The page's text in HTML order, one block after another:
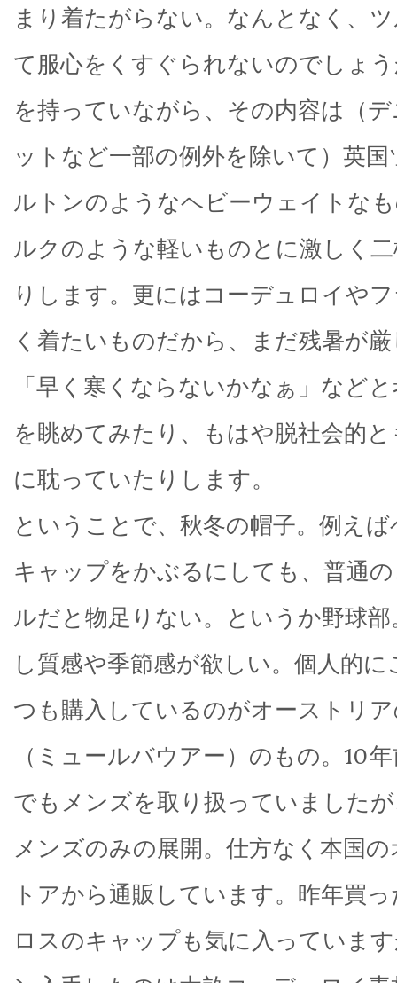
まり着たがらない。なんとなく、
て服心をくすぐられないのでしょ
を持っていながら、その内容は（
ットなど一部の例外を除いて）英
ルトンのようなヘビーウェイトな
ルクのような軽いものとに激しく
りします。更にはコーデュロイや
く着たいものだから、まだ残暑が
「早く寒くならないかなぁ」など
を眺めてみたり、もはや脱社会的
に耽っていたりします。
ということで、秋冬の帽子。例え
キャップをかぶるにしても、普通
ルだと物足りない。というか野球
し質感や季節感が欲しい。個人的
つも購入しているのがオーストリ
（ミュールバウアー）のもの。10
でもメンズを取り扱っていました
メンズのみの展開。仕方なく本国
トアから通販しています。昨年買
ロスのキャップも気に入っていま